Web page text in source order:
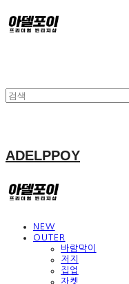
ADELPPOY
NEW
OUTER
바람막이
저지
집업
자켓